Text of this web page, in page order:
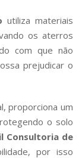
utiliza materiais
os aterros
com que não
prejudicar o
proporciona um
o solo
Consultoria de
por isso